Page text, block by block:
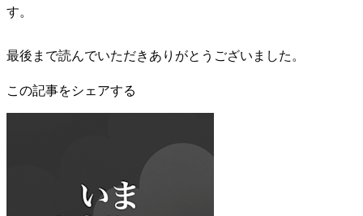
す。
最後まで読んでいただきありがとうございました。
この記事をシェアする